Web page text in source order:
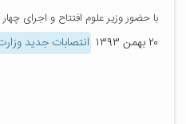
با حضور وزیر علوم افتتاح و اجرای
۲۰ بهمن ۱۳۹۳ انتصابات جدید